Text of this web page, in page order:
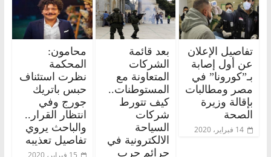
تفاصيل الإعلان
عن أول إصابة
بـ”كورونا” في
مصر ومطالبات
بإقالة وزيرة
الصحة
14 فبراير، 2020
بعد قائمة
الشركات
المتعاونة مع
المستوطنات..
كيف تتورط
شركات
السياحة
الالكترونية في
جرائم حرب
محامون:
المحكمة
نظرت استئناف
حبس باتريك
جورج وفي
انتظار القرار..
والباحث يروي
تفاصيل تعذيبه
15 فبراير، 2020